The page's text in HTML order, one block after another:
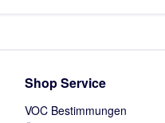
Shop Service
VOC Bestimmungen